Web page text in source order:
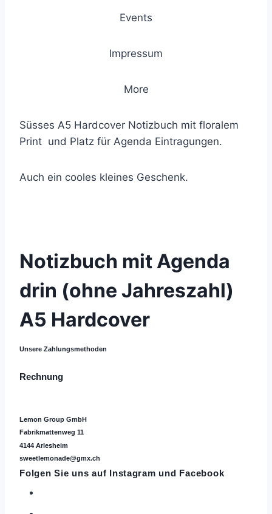
Events
Impressum
More
Süsses A5 Hardcover Notizbuch mit floralem
Print und Platz für Agenda Eintragungen.
Auch ein cooles kleines Geschenk.
Notizbuch mit Agenda
drin (ohne Jahreszahl)
A5 Hardcover
Unsere Zahlungsmethoden
Rechnung
Lemon Group GmbH
Fabrikmattenweg 11
4144 Arlesheim
sweetlemonade@gmx.ch
Folgen Sie uns auf Instagram und Facebook